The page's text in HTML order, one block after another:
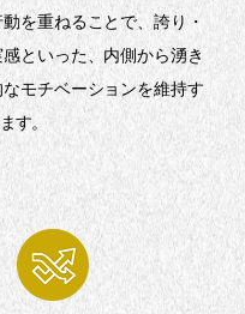
を重ねることで、誇り・
といった、内側から湧き
なモチベーションを維持す
す。